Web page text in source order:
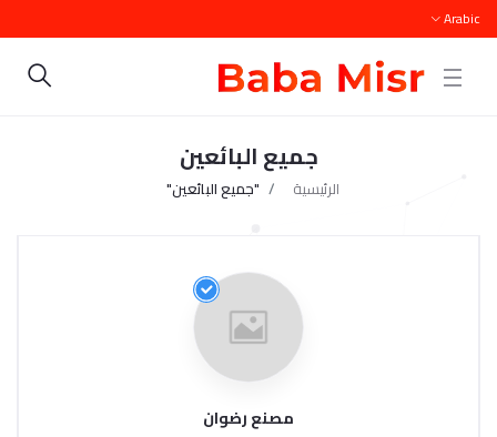
Arabic
جميع البائعين
الرئيسية "جميع البائعين"
مصنع رضوان